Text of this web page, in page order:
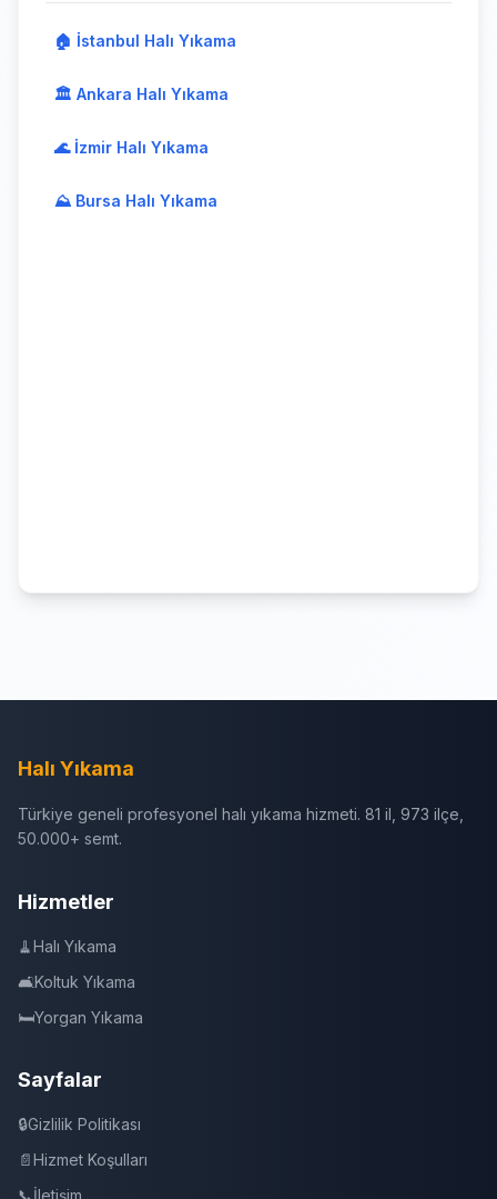
🏠 İstanbul Halı Yıkama
🏛️ Ankara Halı Yıkama
🌊 İzmir Halı Yıkama
⛰️ Bursa Halı Yıkama
Halı Yıkama
Türkiye geneli profesyonel halı yıkama hizmeti. 81 il, 973 ilçe,
50.000+ semt.
Hizmetler
🧹Halı Yıkama
🛋️Koltuk Yıkama
🛏️Yorgan Yıkama
Sayfalar
🔒Gizlilik Politikası
📄Hizmet Koşulları
📞İletişim